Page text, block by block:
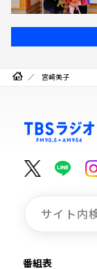
宮崎美子
番組表